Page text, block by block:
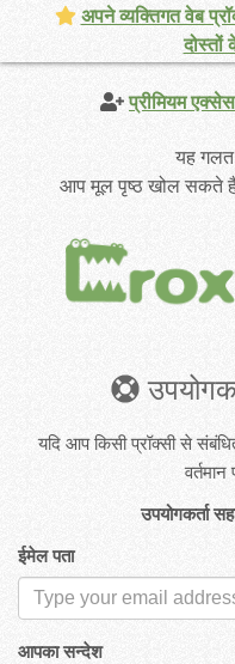
प्रीमियम
यह गलत
आप मूल पृष्ठ खोल सकते
यदि आप किसी प्रॉक्सी से
उपयोगकर्ता
ईमेल पता
आपका सन्देश
अपने व्यक्तिगत वेब